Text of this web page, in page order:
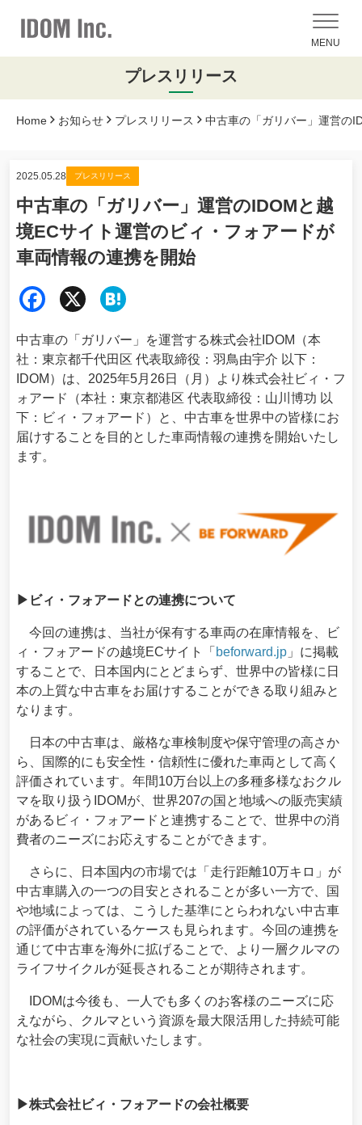
MENU
プレスリリース
Home お知らせ プレスリリース 中古車の「ガリバー」運営の
2025.05.28 プレスリリース
中古車の「ガリバー」運営のIDOMと越
境ECサイト運営のビィ・フォアードが
車両情報の連携を開始
Fac
ok
中古車の「ガリバー」を運営する株式会社IDOM（本
社：東京都千代田区 代表取締役：羽鳥由宇介 以下：
IDOM）は、2025年5月26日（月）より株式会社ビィ・フ
ォアード（本社：東京都港区 代表取締役：山川博功 以
下：ビィ・フォアード）と、中古車を世界中の皆様にお
届けすることを目的とした車両情報の連携を開始いたし
ます。
▶ビィ・フォアードとの連携について
今回の連携は、当社が保有する車両の在庫情報を、ビ
ィ・フォアードの越境ECサイト「 beforward.jp 」に掲載
することで、日本国内にとどまらず、世界中の皆様に日
本の上質な中古車をお届けすることができる取り組みと
なります。
日本の中古車は、厳格な車検制度や保守管理の高さか
ら、国際的にも安全性・信頼性に優れた車両として高く
評価されています。年間10万台以上の多種多様なおクル
マを取り扱うIDOMが、世界207の国と地域への販売実績
があるビィ・フォアードと連携することで、世界中の消
費者のニーズにお応えすることができます。
さらに、日本国内の市場では「走行距離10万キロ」が
中古車購入の一つの目安とされることが多い一方で、国
や地域によっては、こうした基準にとらわれない中古車
の評価がされているケースも見られます。今回の連携を
通じて中古車を海外に拡げることで、より一層クルマの
ライフサイクルが延長されることが期待されます。
IDOMは今後も、一人でも多くのお客様のニーズに応
えながら、クルマという資源を最大限活用した持続可能
な社会の実現に貢献いたします。
▶株式会社ビィ・フォアードの会社概要